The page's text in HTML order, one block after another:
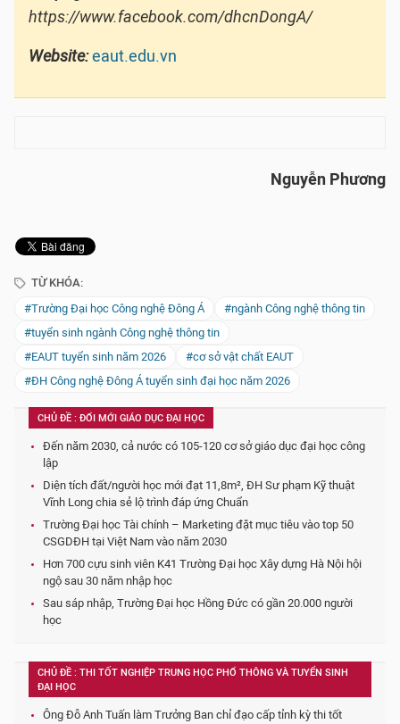
https://www.facebook.com/dhcnDongA/
Website:eaut.edu.vn
Nguyễn Phương
TỪ KHÓA:
#Trường Đại học Công nghệ Đông Á
#ngành Công nghệ thông tin
#tuyển sinh ngành Công nghệ thông tin
#EAUT tuyển sinh năm 2026
#cơ sở vật chất EAUT
#ĐH Công nghệ Đông Á tuyển sinh đại học năm 2026
CHỦ ĐỀ : ĐỔI MỚI GIÁO DỤC ĐẠI HỌC
Đến năm 2030, cả nước có 105-120 cơ sở giáo dục đại học công
lập
Diện tích đất/người học mới đạt 11,8m², ĐH Sư phạm Kỹ thuật
Vĩnh Long chia sẻ lộ trình đáp ứng Chuẩn
Trường Đại học Tài chính – Marketing đặt mục tiêu vào top 50
CSGDĐH tại Việt Nam vào năm 2030
Hơn 700 cựu sinh viên K41 Trường Đại học Xây dựng Hà Nội hội
ngộ sau 30 năm nhập học
Sau sáp nhập, Trường Đại học Hồng Đức có gần 20.000 người
học
CHỦ ĐỀ : THI TỐT NGHIỆP TRUNG HỌC PHỔ THÔNG VÀ TUYỂN SINH
ĐẠI HỌC
Ông Đỗ Anh Tuấn làm Trưởng Ban chỉ đạo cấp tỉnh kỳ thi tốt